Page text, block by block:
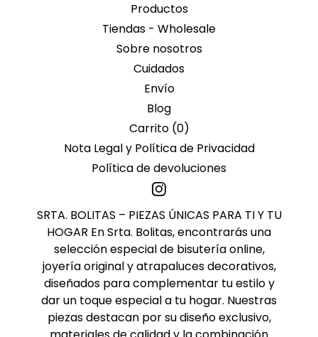
Productos
Tiendas - Wholesale
Sobre nosotros
Cuidados
Envío
Blog
Carrito (0)
Nota Legal y Política de Privacidad
Política de devoluciones
SRTA. BOLITAS – PIEZAS ÚNICAS PARA TI Y TU
HOGAR En Srta. Bolitas, encontrarás una
selección especial de bisutería online,
joyería original y atrapaluces decorativos,
diseñados para complementar tu estilo y
dar un toque especial a tu hogar. Nuestras
piezas destacan por su diseño exclusivo,